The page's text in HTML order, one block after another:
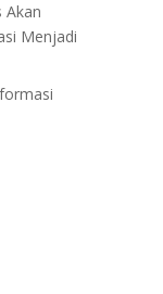
Akan
Menjadi